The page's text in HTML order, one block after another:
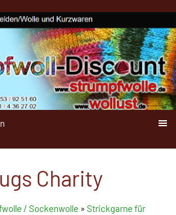
Charity
/ Sockenwolle » Strickgarne für